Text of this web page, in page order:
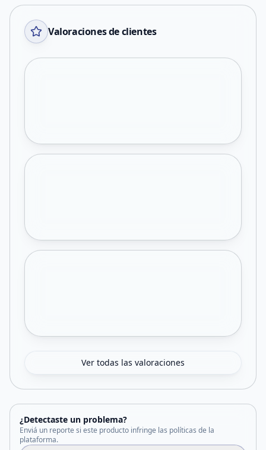
Valoraciones de clientes
Ver todas las valoraciones
¿Detectaste un problema?
Enviá un reporte si este producto infringe las políticas de la
plataforma.